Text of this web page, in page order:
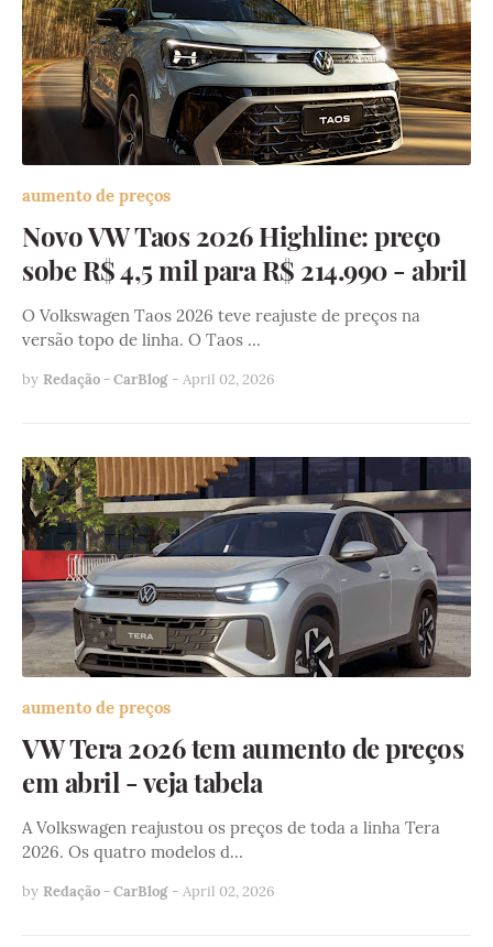
aumento de preços
Novo VW Taos 2026 Highline: preço
sobe R$ 4,5 mil para R$ 214.990 - abril
O Volkswagen Taos 2026 teve reajuste de preços na
versão topo de linha. O Taos …
by Redação - CarBlog - April 02, 2026
aumento de preços
VW Tera 2026 tem aumento de preços
em abril - veja tabela
A Volkswagen reajustou os preços de toda a linha Tera
2026. Os quatro modelos d…
by Redação - CarBlog - April 02, 2026